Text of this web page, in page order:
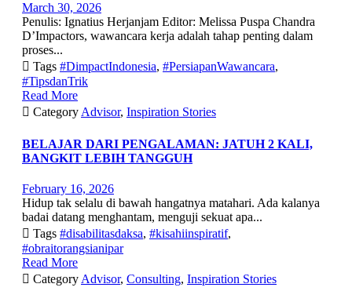
March 30, 2026
Penulis: Ignatius Herjanjam Editor: Melissa Puspa Chandra
D’Impactors, wawancara kerja adalah tahap penting dalam
proses...
 Tags #DimpactIndonesia, #PersiapanWawancara,
#TipsdanTrik
Read More
 Category Advisor, Inspiration Stories
BELAJAR DARI PENGALAMAN: JATUH 2 KALI,
BANGKIT LEBIH TANGGUH
February 16, 2026
Hidup tak selalu di bawah hangatnya matahari. Ada kalanya
badai datang menghantam, menguji sekuat apa...
 Tags #disabilitasdaksa, #kisahiinspiratif,
#obraitorangsianipar
Read More
 Category Advisor, Consulting, Inspiration Stories